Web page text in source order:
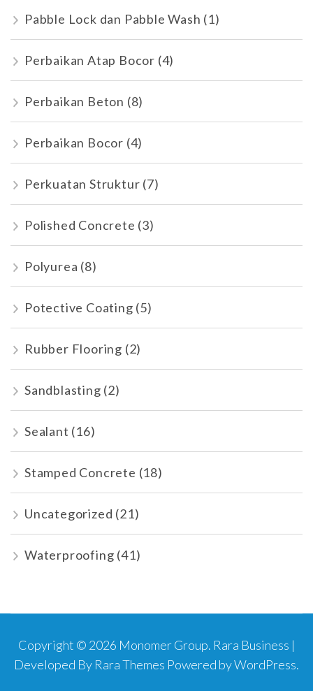
Pabble Lock dan Pabble Wash (1)
Perbaikan Atap Bocor (4)
Perbaikan Beton (8)
Perbaikan Bocor (4)
Perkuatan Struktur (7)
Polished Concrete (3)
Polyurea (8)
Potective Coating (5)
Rubber Flooring (2)
Sandblasting (2)
Sealant (16)
Stamped Concrete (18)
Uncategorized (21)
Waterproofing (41)
Copyright © 2026 Monomer Group. Rara Business |
Developed By Rara Themes Powered byWordPress.